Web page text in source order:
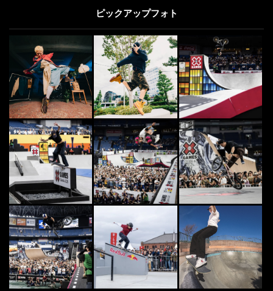
ピックアップフォト